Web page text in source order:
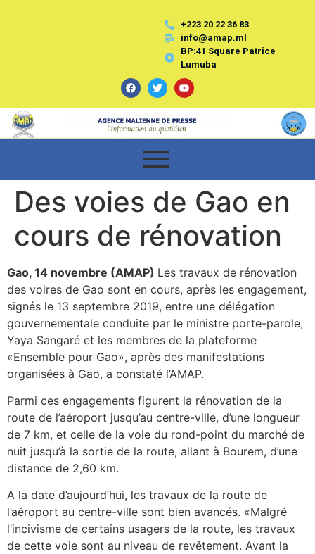
+223 20 22 36 83
info@amap.ml
BP:41 Square Patrice
Lumuba
Des voies de Gao en
cours de rénovation
Gao, 14 novembre (AMAP) Les travaux de rénovation
des voires de Gao sont en cours, après les engagement,
signés le 13 septembre 2019, entre une délégation
gouvernementale conduite par le ministre porte-parole,
Yaya Sangaré et les membres de la plateforme
«Ensemble pour Gao», après des manifestations
organisées à Gao, a constaté l’AMAP.
Parmi ces engagements figurent la rénovation de la
route de l’aéroport jusqu’au centre-ville, d’une longueur
de 7 km, et celle de la voie du rond-point du marché de
nuit jusqu’à la sortie de la route, allant à Bourem, d’une
distance de 2,60 km.
A la date d’aujourd’hui, les travaux de la route de
l’aéroport au centre-ville sont bien avancés. «Malgré
l’incivisme de certains usagers de la route, les travaux
de cette voie sont au niveau de revêtement. Avant la